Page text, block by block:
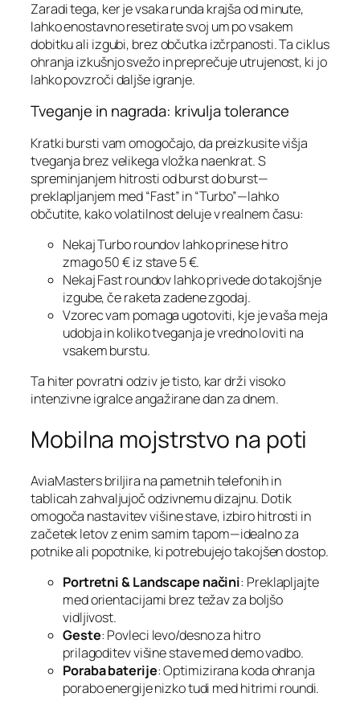
Zaradi tega, ker je vsaka runda krajša od minute,
lahko enostavno resetirate svoj um po vsakem
dobitku ali izgubi, brez občutka izčrpanosti. Ta ciklus
ohranja izkušnjo svežo in preprečuje utrujenost, ki jo
lahko povzroči daljše igranje.
Tveganje in nagrada: krivulja tolerance
Kratki bursti vam omogočajo, da preizkusite višja
tveganja brez velikega vložka naenkrat. S
spreminjanjem hitrosti od burst do burst—
preklapljanjem med “Fast” in “Turbo”—lahko
občutite, kako volatilnost deluje v realnem času:
Nekaj Turbo roundov lahko prinese hitro
zmago 50 € iz stave 5 €.
Nekaj Fast roundov lahko privede do takojšnje
izgube, če raketa zadene zgodaj.
Vzorec vam pomaga ugotoviti, kje je vaša meja
udobja in koliko tveganja je vredno loviti na
vsakem burstu.
Ta hiter povratni odziv je tisto, kar drži visoko
intenzivne igralce angažirane dan za dnem.
Mobilna mojstrstvo na poti
AviaMasters briljira na pametnih telefonih in
tablicah zahvaljujoč odzivnemu dizajnu. Dotik
omogoča nastavitev višine stave, izbiro hitrosti in
začetek letov z enim samim tapom—idealno za
potnike ali popotnike, ki potrebujejo takojšen dostop.
Portretni & Landscape načini: Preklapljajte
med orientacijami brez težav za boljšo
vidljivost.
Geste: Povleci levo/desno za hitro
prilagoditev višine stave med demo vadbo.
Poraba baterije: Optimizirana koda ohranja
porabo energije nizko tudi med hitrimi roundi.